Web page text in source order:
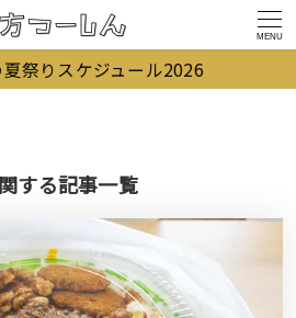
MENU
祭りスケジュール2026
する記事一覧